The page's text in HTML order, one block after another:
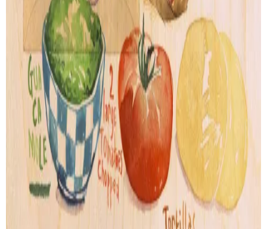
Legal terms
PRODUCTS
Wood Print
Artprint
Lightbox